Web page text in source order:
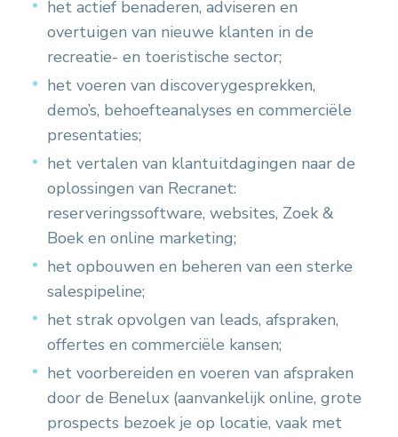
het actief benaderen, adviseren en
overtuigen van nieuwe klanten in de
recreatie- en toeristische sector;
het voeren van discoverygesprekken,
demo’s, behoefteanalyses en commerciële
presentaties;
het vertalen van klantuitdagingen naar de
oplossingen van Recranet:
reserveringssoftware, websites, Zoek &
Boek en online marketing;
het opbouwen en beheren van een sterke
salespipeline;
het strak opvolgen van leads, afspraken,
offertes en commerciële kansen;
het voorbereiden en voeren van afspraken
door de Benelux (aanvankelijk online, grote
prospects bezoek je op locatie, vaak met